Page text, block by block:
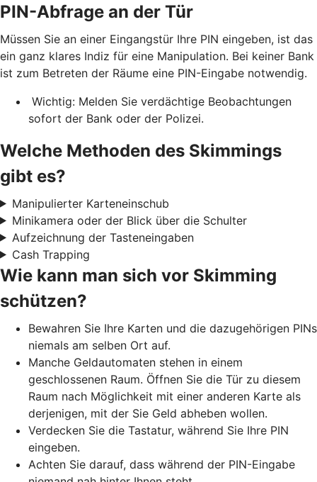
PIN-Abfrage an der Tür
Müssen Sie an einer Eingangstür Ihre PIN eingeben, ist das
ein ganz klares Indiz für eine Manipulation. Bei keiner Bank
ist zum Betreten der Räume eine PIN-Eingabe notwendig.
Wichtig: Melden Sie verdächtige Beobachtungen
sofort der Bank oder der Polizei.
Welche Methoden des Skimmings
gibt es?
Manipulierter Karteneinschub
Minikamera oder der Blick über die Schulter
Aufzeichnung der Tasteneingaben
Cash Trapping
Wie kann man sich vor Skimming
schützen?
Bewahren Sie Ihre Karten und die dazugehörigen PINs
niemals am selben Ort auf.
Manche Geldautomaten stehen in einem
geschlossenen Raum. Öffnen Sie die Tür zu diesem
Raum nach Möglichkeit mit einer anderen Karte als
derjenigen, mit der Sie Geld abheben wollen.
Verdecken Sie die Tastatur, während Sie Ihre PIN
eingeben.
Achten Sie darauf, dass während der PIN-Eingabe